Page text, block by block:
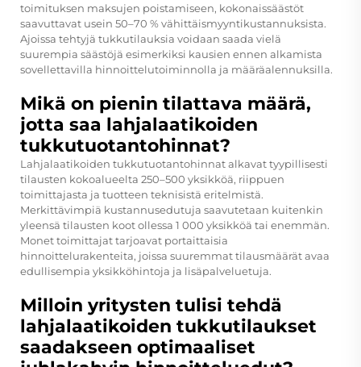
toimituksen maksujen poistamiseen, kokonaissäästöt
saavuttavat usein 50–70 % vähittäismyyntikustannuksista.
Ajoissa tehtyjä tukkutilauksia voidaan saada vielä
suurempia säästöjä esimerkiksi kausien ennen alkamista
sovellettavilla hinnoittelutoiminnolla ja määräalennuksilla.
Mikä on pienin tilattava määrä,
jotta saa lahjalaatikoiden
tukkutuotantohinnat?
Lahjalaatikoiden tukkutuotantohinnat alkavat tyypillisesti
tilausten kokoalueelta 250–500 yksikköä, riippuen
toimittajasta ja tuotteen teknisistä eritelmistä.
Merkittävimpiä kustannusedutuja saavutetaan kuitenkin
yleensä tilausten koot ollessa 1 000 yksikköä tai enemmän.
Monet toimittajat tarjoavat portaittaisia
hinnoittelurakenteita, joissa suuremmat tilausmäärät avaa
edullisempia yksikköhintoja ja lisäpalveluetuja.
Milloin yritysten tulisi tehdä
lahjalaatikoiden tukkutilaukset
saadakseen optimaaliset